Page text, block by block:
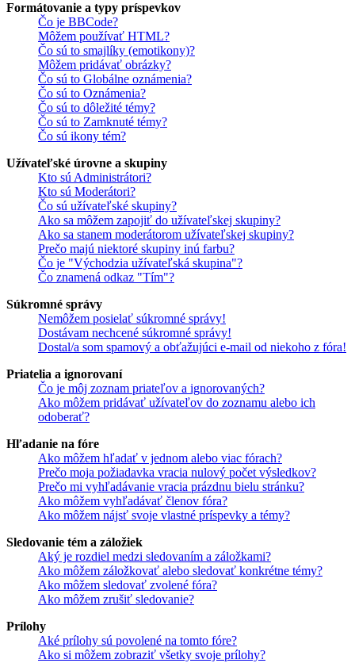
Formátovanie a typy príspevkov
Čo je BBCode?
Môžem používať HTML?
Čo sú to smajlíky (emotikony)?
Môžem pridávať obrázky?
Čo sú to Globálne oznámenia?
Čo sú to Oznámenia?
Čo sú to dôležité témy?
Čo sú to Zamknuté témy?
Čo sú ikony tém?
Užívateľské úrovne a skupiny
Kto sú Administrátori?
Kto sú Moderátori?
Čo sú užívateľské skupiny?
Ako sa môžem zapojiť do užívateľskej skupiny?
Ako sa stanem moderátorom užívateľskej skupiny?
Prečo majú niektoré skupiny inú farbu?
Čo je "Východzia užívateľská skupina"?
Čo znamená odkaz "Tím"?
Súkromné správy
Nemôžem posielať súkromné správy!
Dostávam nechcené súkromné správy!
Dostal/a som spamový a obťažujúci e-mail od niekoho z fóra!
Priatelia a ignorovaní
Čo je môj zoznam priateľov a ignorovaných?
Ako môžem pridávať užívateľov do zoznamu alebo ich
odoberať?
Hľadanie na fóre
Ako môžem hľadať v jednom alebo viac fórach?
Prečo moja požiadavka vracia nulový počet výsledkov?
Prečo mi vyhľadávanie vracia prázdnu bielu stránku?
Ako môžem vyhľadávať členov fóra?
Ako môžem nájsť svoje vlastné príspevky a témy?
Sledovanie tém a záložiek
Aký je rozdiel medzi sledovaním a záložkami?
Ako môžem záložkovať alebo sledovať konkrétne témy?
Ako môžem sledovať zvolené fóra?
Ako môžem zrušiť sledovanie?
Prílohy
Aké prílohy sú povolené na tomto fóre?
Ako si môžem zobraziť všetky svoje prílohy?